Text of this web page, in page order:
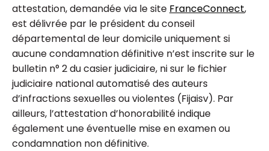
attestation, demandée via le site FranceConnect,
est délivrée par le président du conseil
départemental de leur domicile uniquement si
aucune condamnation définitive n’est inscrite sur le
bulletin n° 2 du casier judiciaire, ni sur le fichier
judiciaire national automatisé des auteurs
d’infractions sexuelles ou violentes (Fijaisv). Par
ailleurs, l’attestation d’honorabilité indique
également une éventuelle mise en examen ou
condamnation non définitive.